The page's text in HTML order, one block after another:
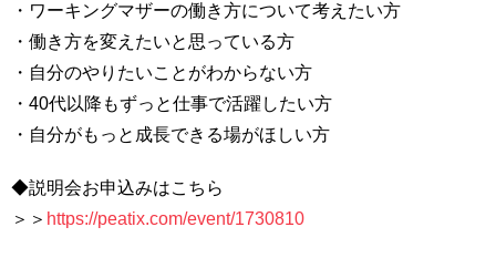
・ワーキングマザーの働き方について考えたい方
・働き方を変えたいと思っている方
・自分のやりたいことがわからない方
・40代以降もずっと仕事で活躍したい方
・自分がもっと成長できる場がほしい方
◆説明会お申込みはこちら
＞＞ https://peatix.com/event/1730810